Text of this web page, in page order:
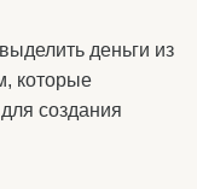
деньги из
которые
создания